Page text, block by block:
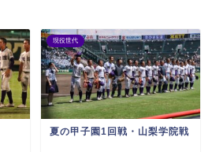
現役世代
夏の甲子園1回戦・山梨学院戦